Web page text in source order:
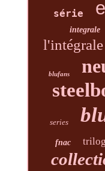
série
integrale
l'intégrale
blufans
series
fnac